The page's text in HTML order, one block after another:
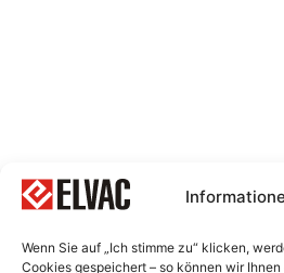
Wenn Sie auf „Ich stimme zu“ klicken,
Cookies gespeichert – so können wir